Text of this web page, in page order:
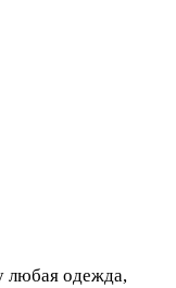
любая одежда,